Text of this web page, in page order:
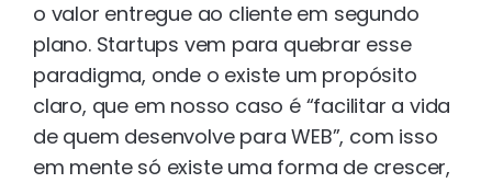
o valor entregue ao cliente em segundo
plano. Startups vem para quebrar esse
paradigma, onde o existe um propósito
claro, que em nosso caso é “facilitar a vida
de quem desenvolve para WEB”, com isso
em mente só existe uma forma de crescer,